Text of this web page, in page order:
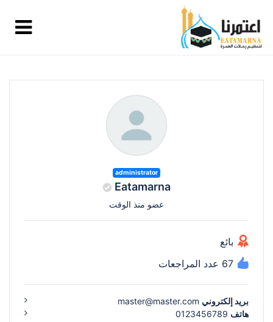
administrator
Eatamarna
عضو منذ الوقت
بائع
67 عدد المراجعات
بريد إلكتروني master@master.com
هاتف 0123456789